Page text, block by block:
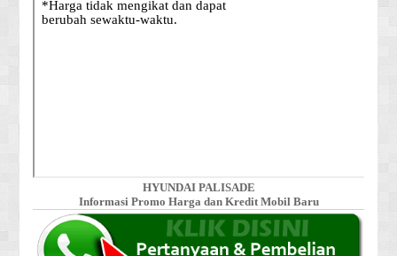
HYUNDAI PALISADE
Informasi Promo Harga dan Kredit Mobil Baru